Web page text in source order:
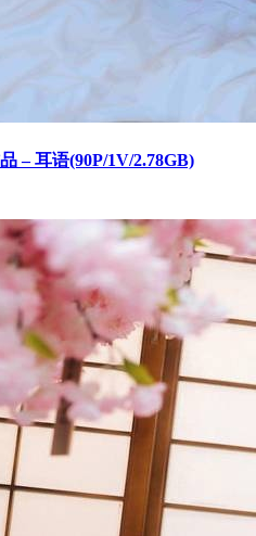
– 耳语(90P/1V/2.78GB)